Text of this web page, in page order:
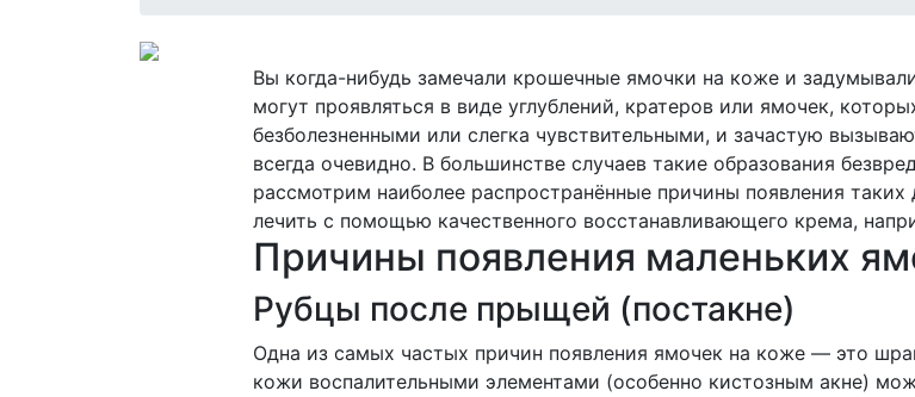
Вы когда-нибудь замечали крошечные ямочки на коже и
могут проявляться в виде углублений, кратеров или ямочек,
безболезненными или слегка чувствительными, и зачастую
всегда очевидно. В большинстве случаев такие образования
рассмотрим наиболее распространённые причины появления
лечить с помощью качественного восстанавливающего крема,
Причины появления маленьких
Рубцы после прыщей (постакне)
Одна из самых частых причин появления ямочек на коже — это
кожи воспалительными элементами (особенно кистозным акне)